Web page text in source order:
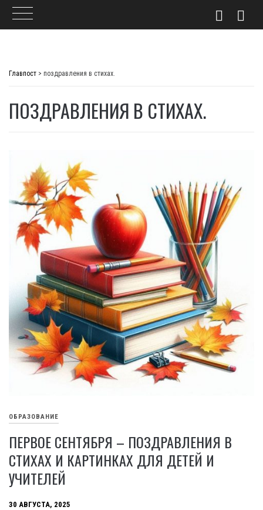
Главпост > поздравления в стихах.
ПОЗДРАВЛЕНИЯ В СТИХАХ.
ОБРАЗОВАНИЕ
ПЕРВОЕ СЕНТЯБРЯ – ПОЗДРАВЛЕНИЯ В
СТИХАХ И КАРТИНКАХ ДЛЯ ДЕТЕЙ И
УЧИТЕЛЕЙ
30 АВГУСТА, 2025